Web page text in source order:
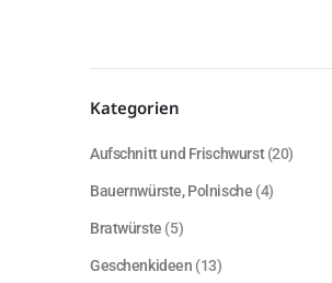
Kategorien
Aufschnitt und Frischwurst (20)
Bauernwürste, Polnische (4)
Bratwürste (5)
Geschenkideen (13)